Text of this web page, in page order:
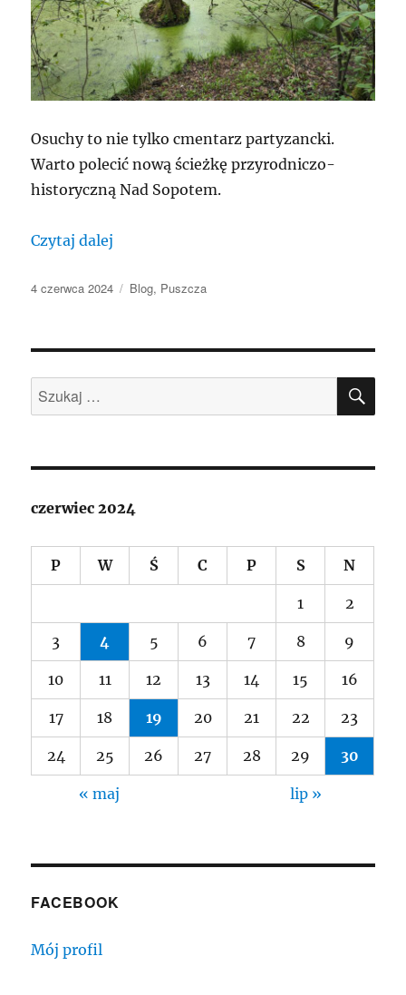
Osuchy to nie tylko cmentarz partyzancki.
Warto polecić nową ścieżkę przyrodniczo-
historyczną Nad Sopotem.
Czytaj dalej
Data
4 czerwca 2024 Kategorie
Blog, Puszcza
Szukaj:
czerwiec 2024
P W Ś C P S N
1 2
3 4 5 6 7 8 9
10 11 12 13 14 15 16
17 18 19 20 21 22 23
24 25 26 27 28 29 30
« maj lip »
FACEBOOK
Mój profil